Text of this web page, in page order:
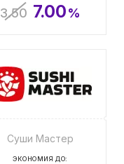
3.50 7.00%
Суши Мастер
ЭКОНОМИЯ ДО: